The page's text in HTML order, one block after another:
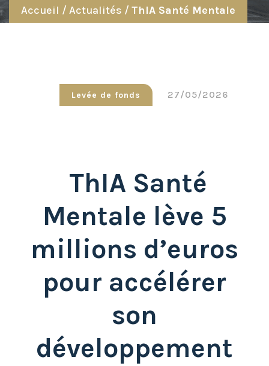
Levée de fonds 27/05/2026
Accueil / Actualités / ThIA Santé Mentale
ThIA Santé
Mentale lève 5
millions d’euros
pour accélérer
son
développement